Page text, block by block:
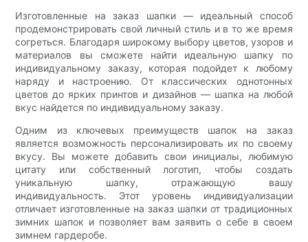
Изготовленные на заказ шапки — идеальный способ
продемонстрировать свой личный стиль и в то же время
согреться. Благодаря широкому выбору цветов, узоров и
материалов вы сможете найти идеальную шапку по
индивидуальному заказу, которая подойдет к любому
наряду и настроению. От классических однотонных
цветов до ярких принтов и дизайнов — шапка на любой
вкус найдется по индивидуальному заказу.
Одним из ключевых преимуществ шапок на заказ
является возможность персонализировать их по своему
вкусу. Вы можете добавить свои инициалы, любимую
цитату или собственный логотип, чтобы создать
уникальную шапку, отражающую вашу
индивидуальность. Этот уровень индивидуализации
отличает изготовленные на заказ шапки от традиционных
зимних шапок и позволяет вам заявить о себе в своем
зимнем гардеробе.